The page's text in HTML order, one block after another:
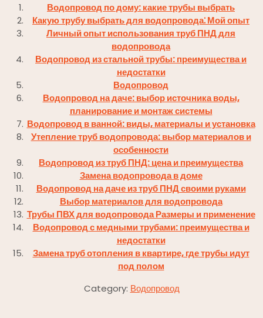
Водопровод по дому: какие трубы выбрать
Какую трубу выбрать для водопровода⁚ Мой опыт
Личный опыт использования труб ПНД для
водопровода
Водопровод из стальной трубы: преимущества и
недостатки
Водопровод
Водопровод на даче: выбор источника воды,
планирование и монтаж системы
Водопровод в ванной: виды, материалы и установка
Утепление труб водопровода: выбор материалов и
особенности
Водопровод из труб ПНД: цена и преимущества
Замена водопровода в доме
Водопровод на даче из труб ПНД своими руками
Выбор материалов для водопровода
Трубы ПВХ для водопровода Размеры и применение
Водопровод с медными трубами: преимущества и
недостатки
Замена труб отопления в квартире, где трубы идут
под полом
Category: Водопровод